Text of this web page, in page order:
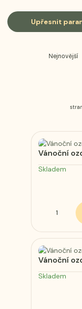
Upřesnit
Nejnovější
Vánoční
Skladem
Vánoční
Skladem